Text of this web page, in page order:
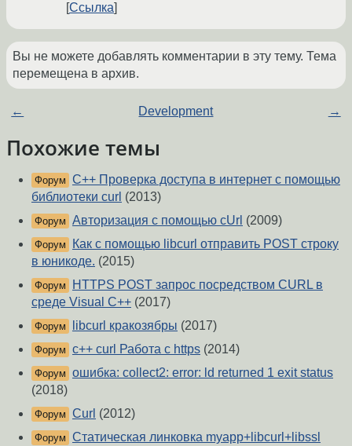
Ссылка
Вы не можете добавлять комментарии в эту тему. Тема
перемещена в архив.
← Development →
Похожие темы
Форум С++ Проверка доступа в интернет с помощью
библиотеки curl (2013)
Форум Авторизация с помощью cUrl (2009)
Форум
Как c помощью libcurl отправить POST строку
в юникоде. (2015)
Форум
HTTPS POST запрос посредством CURL в
среде Visual C++ (2017)
Форум libcurl кракозябры (2017)
Форум c++ curl Работа с https (2014)
Форум ошибка: collect2: error: ld returned 1 exit status
(2018)
Форум Curl (2012)
Форум Статическая линковка myapp+libcurl+libssl